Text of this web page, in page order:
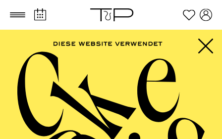
Zum Hauptinhalt springen Zum Footer springen
PHILHARMONIE